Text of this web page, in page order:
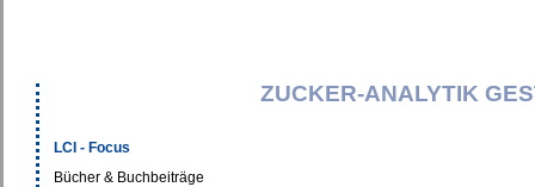
LCI - Focus
Bücher & Buchbeiträge
ZUCKER-ANALYTIK